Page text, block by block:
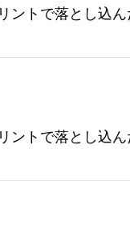
ントで落とし込
ントで落とし込